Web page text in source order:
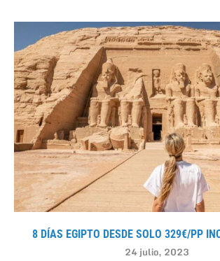
8 DÍAS EGIPTO DESDE SOLO 329€/PP
24 julio, 2023